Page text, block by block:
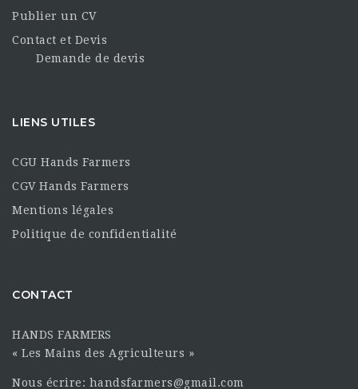
Publier un CV
Contact et Devis
Demande de devis
LIENS UTILES
CGU Hands Farmers
CGV Hands Farmers
Mentions légales
Politique de confidentialité
CONTACT
HANDS FARMERS
« Les Mains des Agriculteurs »
Nous écrire: handsfarmers@gmail.com